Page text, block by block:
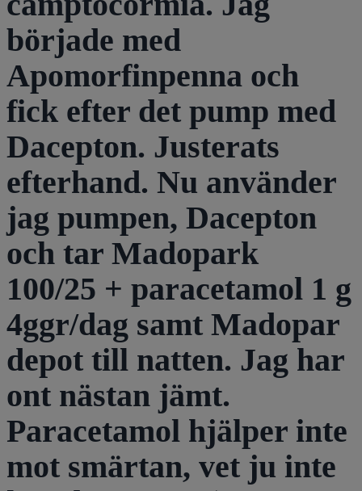
började med
Apomorfinpenna och
fick efter det pump med
Dacepton. Justerats
efterhand. Nu använder
jag pumpen, Dacepton
och tar Madopark
100/25 + paracetamol 1 g
4ggr/dag samt Madopar
depot till natten. Jag har
ont nästan jämt.
Paracetamol hjälper inte
mot smärtan, vet ju inte